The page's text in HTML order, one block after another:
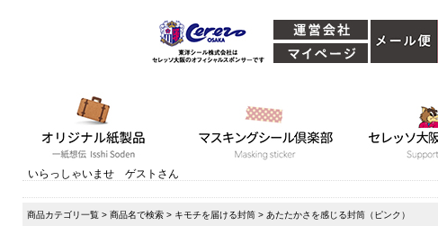
いらっしゃいませ ゲストさん
商品カテゴリ一覧 > 商品名で検索 > キモチを届ける封筒 > あたたかさを感じる封筒（ピンク）